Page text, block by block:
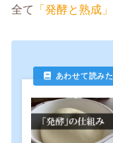
全て 「発酵と熟成」